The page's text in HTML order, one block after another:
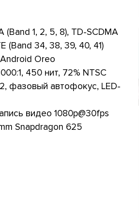
(Band 1, 2, 5, 8), TD-SCDMA
(Band 34, 38, 39, 40, 41)
Oreo
450 нит, 72% NTSC
фазовый автофокус, LED-
видео 1080p@30fps
Snapdragon 625